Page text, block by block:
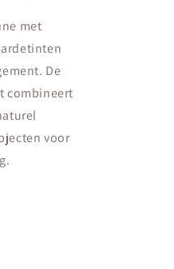
met
De
combineert
voor